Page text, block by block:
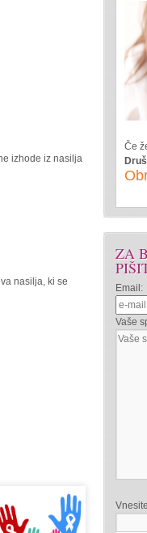
izhode iz nasilja
nasilja, ki se
Če
ZA
Email:
Vaše